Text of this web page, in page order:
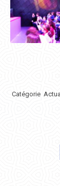
Catégorie